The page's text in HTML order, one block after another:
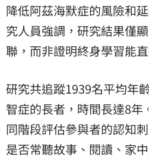
降低阿茲海默症的風險和
究人員強調，研究結果僅
聯，而非證明終身學習能
研究共追蹤1939名平均年
智症的長者，時間長達8年
同階段評估參與者的認知
是否常聽故事、閱讀、家